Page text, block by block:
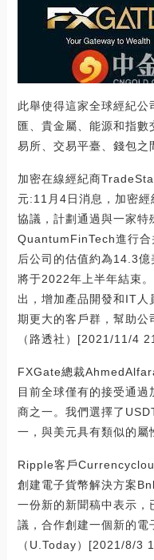
此舉使得這家全球經紀
匯、貴金屬、能源和指
易所、交易平臺、錢包之
加密在線經紀商
元:11月4日消息，加密
協議，計劃通過與一家特
QuantumFinTech進行合
后公司的估值約為14.3億
將于2022年上半年結束
出，增加產品開發和IT人
期更大的客戶群，幫助公
（路透社）[2021/11/4
FXGate總裁
目前全球僅有的接受通
商之一。我們選擇了
一，與美元具有類似的屬
Ripple客戶
創建電子貨幣解決方案
一份新的新聞稿中表示
議，合作創建一個新的電
（U.Today）[2021/8/3